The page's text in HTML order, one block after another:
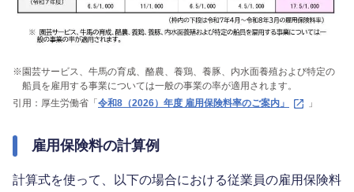
※ 園芸サービス、牛馬の育成、酪農、養鶏、養豚、内水面養殖および特定の
船員を雇用する事業については一般の事業の率が適用されます。
引用：厚生労働省「 令和8（2026）年度 雇用保険料率のご案内」 」
雇用保険料の計算例
計算式を使って、以下の場合における従業員の雇用保険料